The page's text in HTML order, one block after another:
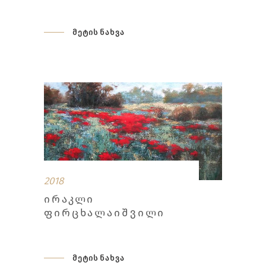
მეტის ნახვა
2018
ᲘᲠᲐᲙᲚᲘ
ᲤᲘᲠᲪᲮᲐᲚᲐᲘᲨᲕᲘᲚᲘ
მეტის ნახვა